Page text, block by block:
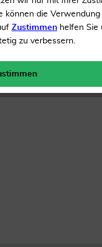
Inhalt10 x 8
können die
Zustimmen helfen Sie
zu verbessern.